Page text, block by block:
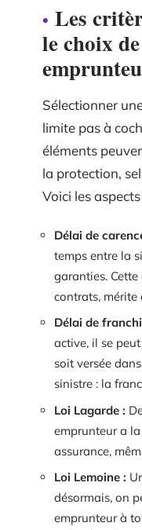
Les
le choix
Sélectionner
limite pas à
éléments
la protection,
Voici les
Délai de
temps entre la
garanties.
contrats, mérite
Délai de
active, il se
soit versée
sinistre : la
Loi Lagarde :
emprunteur a
assurance,
Loi Lemoine :
désormais, on
emprunteur à